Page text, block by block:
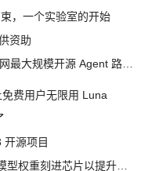
，一个实验室的开始
资助
费用户无限用 Luna
开源项目